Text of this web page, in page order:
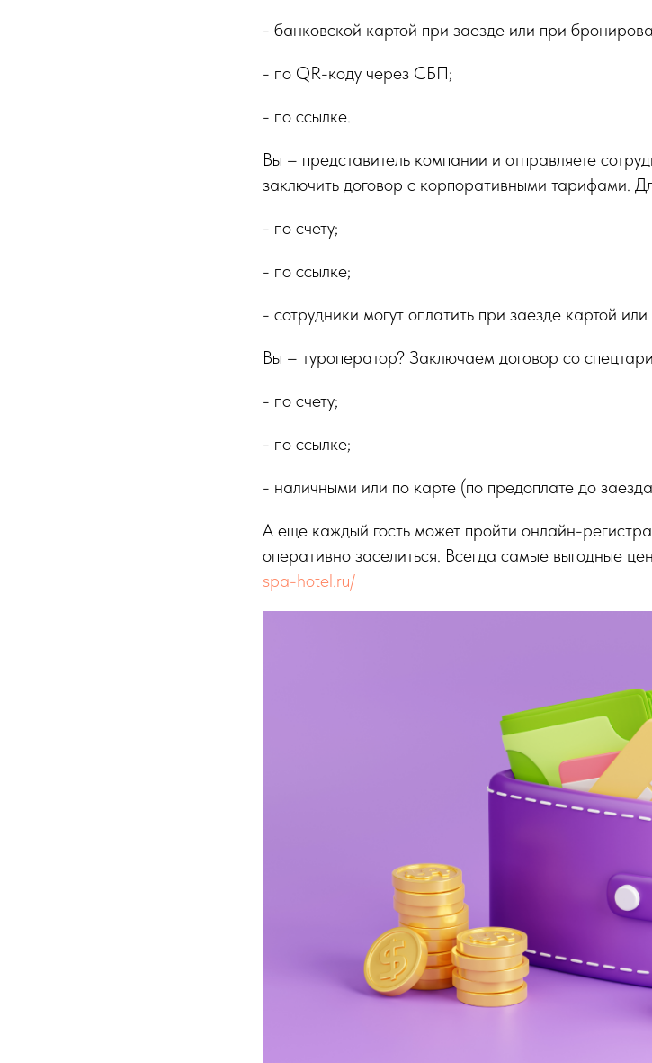
- банковской картой при заезде или при
- по QR-коду через СБП;
- по ссылке.
Вы – представитель компании и отправляете
заключить договор с корпоративными тарифами.
- по счету;
- по ссылке;
- сотрудники могут оплатить при заезде картой
Вы – туроператор? Заключаем договор со
- по счету;
- по ссылке;
- наличными или по карте (по предоплате до
А еще каждый гость может пройти онлайн-
оперативно заселиться. Всегда самые выгодные
spa-hotel.ru/